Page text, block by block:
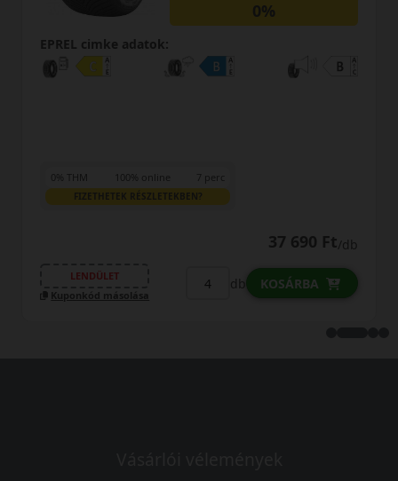
0%
EPREL cimke adatok:
0% THM 100% online 7 perc
FIZETHETEK RÉSZLETEKBEN?
37 690 Ft/db
LENDÜLET
Kuponkód másolása
db KOSÁRBA